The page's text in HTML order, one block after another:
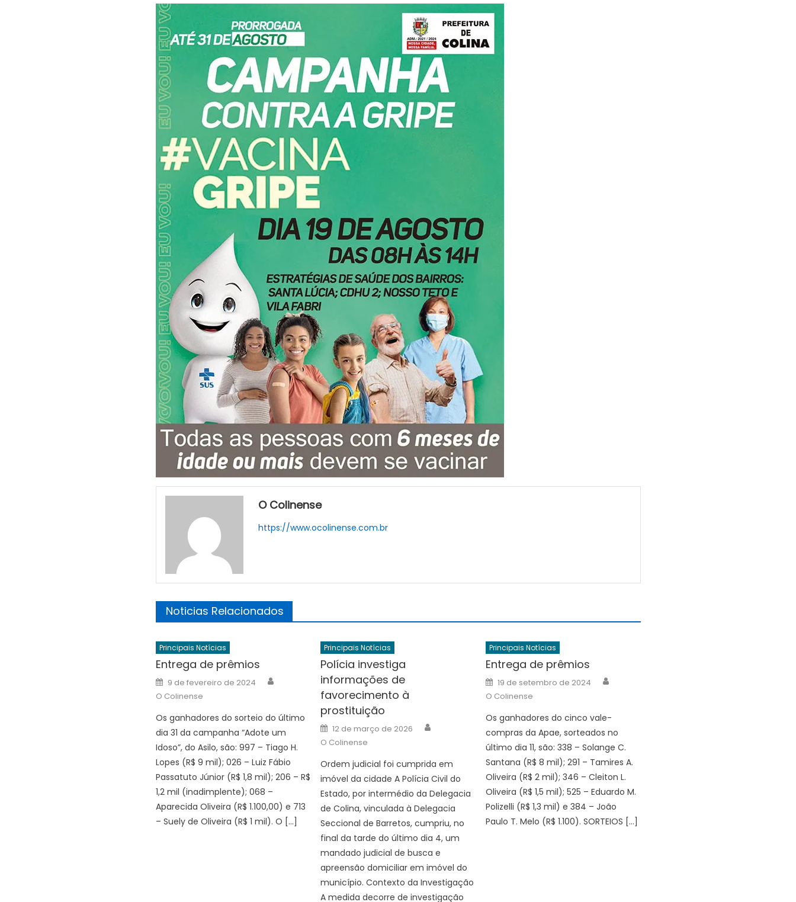
O Colinense
https://www.ocolinense.com.br
Noticias Relacionados
Principais Notícias
Entrega de prêmios
Posted
on
9 de fevereiro de 2024
O Colinense
Os ganhadores do sorteio do último
dia 31 da campanha “Adote um
Idoso”, do Asilo, são: 997 – Tiago H.
Lopes (R$ 9 mil); 026 – Luiz Fábio
Passatuto Júnior (R$ 1,8 mil); 206 – R$
1,2 mil (inadimplente); 068 –
Aparecida Oliveira (R$ 1.100,00) e 713
– Suely de Oliveira (R$ 1 mil). O […]
Principais Notícias
Polícia investiga
informações de
favorecimento à
prostituição
Posted
on
12 de março de 2026
O Colinense
Ordem judicial foi cumprida em
imóvel da cidade A Polícia Civil do
Estado, por intermédio da Delegacia
de Colina, vinculada à Delegacia
Seccional de Barretos, cumpriu, no
final da tarde do último dia 4, um
mandado judicial de busca e
apreensão domiciliar em imóvel do
município. Contexto da Investigação
A medida decorre de investigação
Principais Notícias
Entrega de prêmios
Posted
on
19 de setembro de 2024
O Colinense
Os ganhadores do cinco vale-
compras da Apae, sorteados no
último dia 11, são: 338 – Solange C.
Santana (R$ 8 mil); 291 – Tamires A.
Oliveira (R$ 2 mil); 346 – Cleiton L.
Oliveira (R$ 1,5 mil); 525 – Eduardo M.
Polizelli (R$ 1,3 mil) e 384 – João
Paulo T. Melo (R$ 1.100). SORTEIOS […]